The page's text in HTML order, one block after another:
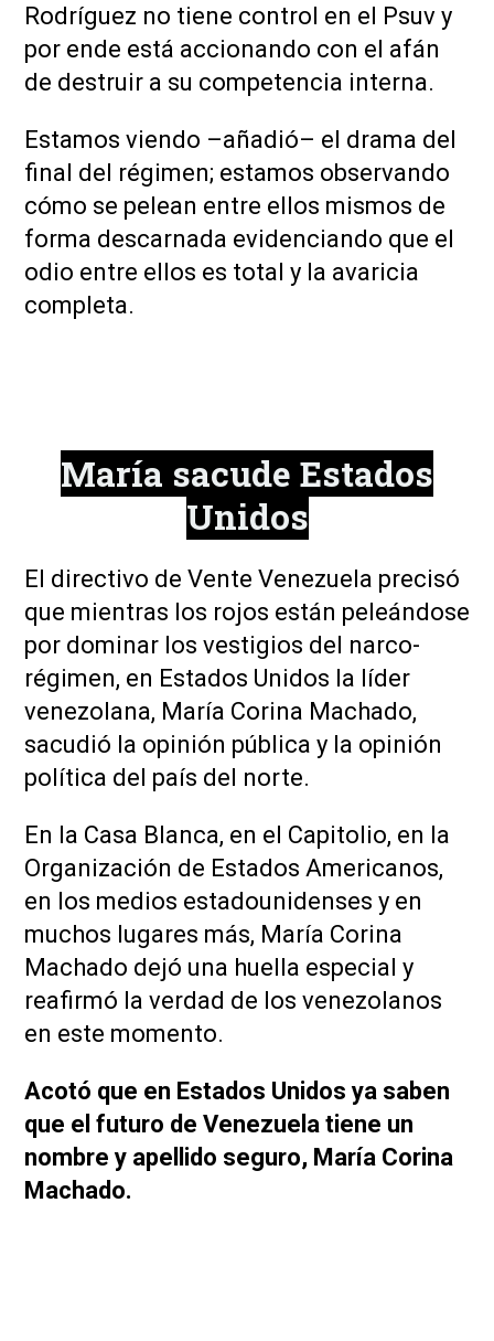
Rodríguez no tiene control en el Psuv y
por ende está accionando con el afán
de destruir a su competencia interna.
Estamos viendo –añadió– el drama del
final del régimen; estamos observando
cómo se pelean entre ellos mismos de
forma descarnada evidenciando que el
odio entre ellos es total y la avaricia
completa.
María sacude Estados
Unidos
El directivo de Vente Venezuela precisó
que mientras los rojos están peleándose
por dominar los vestigios del narco-
régimen, en Estados Unidos la líder
venezolana, María Corina Machado,
sacudió la opinión pública y la opinión
política del país del norte.
En la Casa Blanca, en el Capitolio, en la
Organización de Estados Americanos,
en los medios estadounidenses y en
muchos lugares más, María Corina
Machado dejó una huella especial y
reafirmó la verdad de los venezolanos
en este momento.
Acotó que en Estados Unidos ya saben
que el futuro de Venezuela tiene un
nombre y apellido seguro, María Corina
Machado.